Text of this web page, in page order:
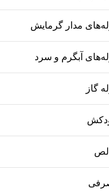
مدار گرمایش
آبگرم و سرد
گاز